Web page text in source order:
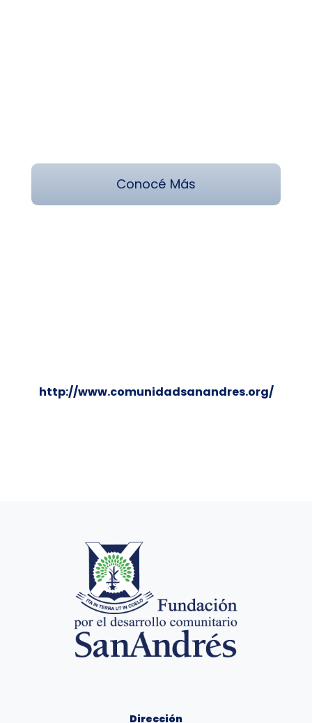
Conocé Más
http://www.comunidadsanandres.org/
Dirección